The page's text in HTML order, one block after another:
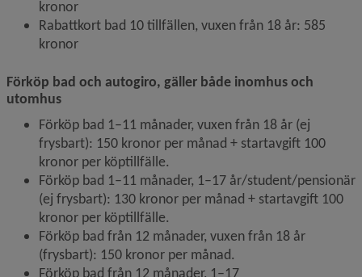
kronor
Rabattkort bad 10 tillfällen, vuxen från 18 år: 585
kronor
Förköp bad och autogiro, gäller både inomhus och
utomhus
Förköp bad 1–11 månader, vuxen från 18 år (ej
frysbart): 150 kronor per månad + startavgift 100
kronor per köptillfälle.
Förköp bad 1–11 månader, 1–17 år/student/pensionär
(ej frysbart): 130 kronor per månad + startavgift 100
kronor per köptillfälle.
Förköp bad från 12 månader, vuxen från 18 år
(frysbart): 150 kronor per månad.
Förköp bad från 12 månader, 1–17